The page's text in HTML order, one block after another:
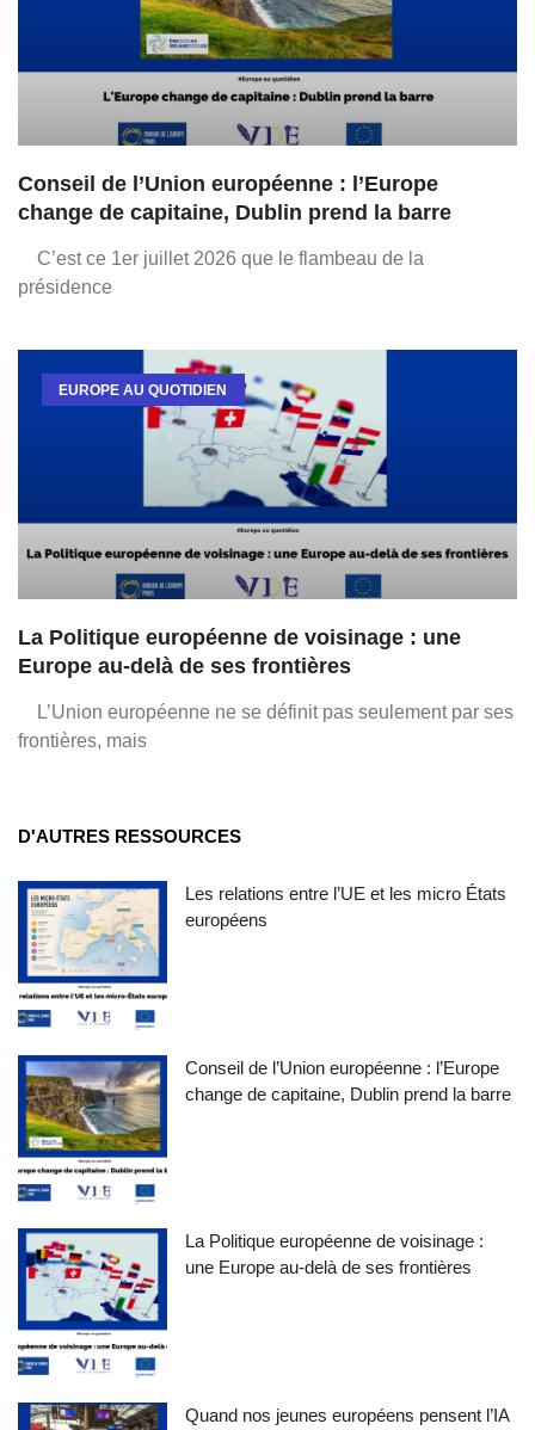
Conseil de l’Union européenne : l’Europe
change de capitaine, Dublin prend la barre
C’est ce 1er juillet 2026 que le flambeau de la
présidence
EUROPE AU QUOTIDIEN
La Politique européenne de voisinage : une
Europe au-delà de ses frontières
L’Union européenne ne se définit pas seulement par ses
frontières, mais
D'AUTRES RESSOURCES
Les relations entre l’UE et les micro États
européens
Conseil de l’Union européenne : l’Europe
change de capitaine, Dublin prend la barre
La Politique européenne de voisinage :
une Europe au-delà de ses frontières
Quand nos jeunes européens pensent l’IA